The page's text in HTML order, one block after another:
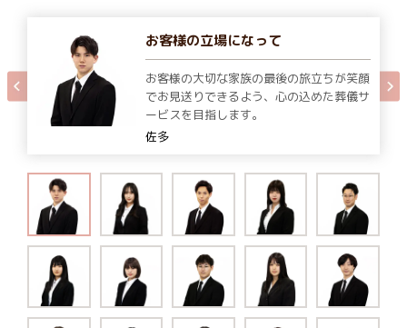
お客様の立場になって
お客様の大切な家族の最後の旅立ちが笑顔
でお見送りできるよう、心の込めた葬儀サ
ービスを目指します。
佐多